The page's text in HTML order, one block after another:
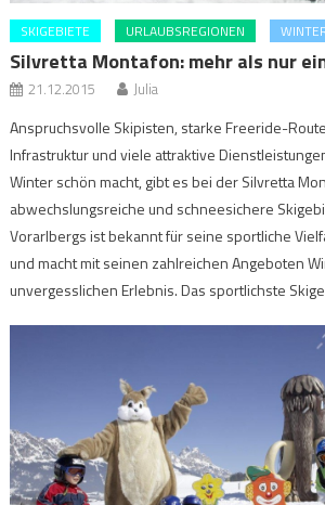
SKIGEBIETE URLAUBSREGIONEN
Silvretta Montafon: mehr als nur
21.12.2015 Julia
Anspruchsvolle Skipisten, starke Freeride-
Infrastruktur und viele attraktive
Winter schön macht, gibt es bei der Silvretta
abwechslungsreiche und schneesichere
Vorarlbergs ist bekannt für seine sportliche
und macht mit seinen zahlreichen Angeboten
unvergesslichen Erlebnis. Das sportlichste